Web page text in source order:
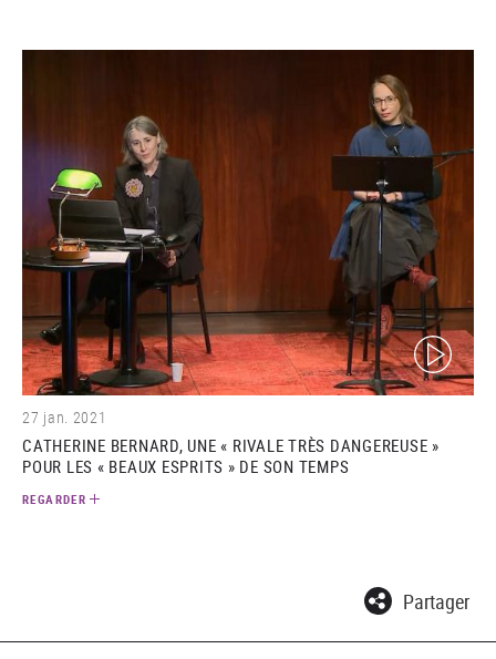
(video)
27 jan. 2021
CATHERINE BERNARD, UNE « RIVALE TRÈS DANGEREUSE »
POUR LES « BEAUX ESPRITS » DE SON TEMPS
REGARDER
Partager